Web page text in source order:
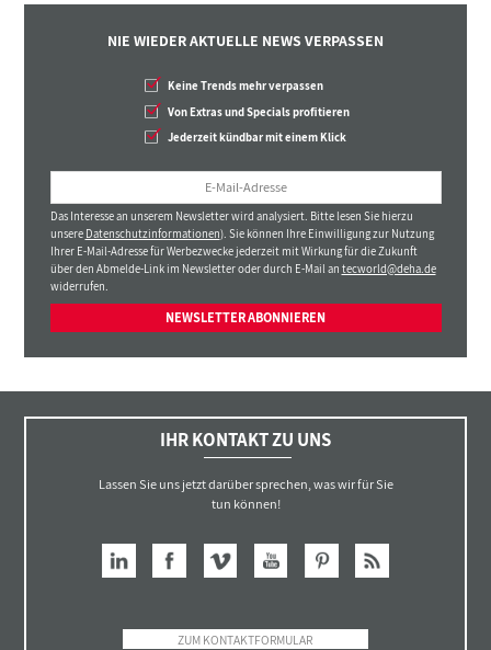
NIE WIEDER AKTUELLE NEWS VERPASSEN
Keine Trends mehr verpassen
Von Extras und Specials profitieren
Jederzeit kündbar mit einem Klick
Das Interesse an unserem Newsletter wird analysiert. Bitte lesen Sie hierzu
unsere Datenschutzinformationen). Sie können Ihre Einwilligung zur Nutzung
Ihrer E-Mail-Adresse für Werbezwecke jederzeit mit Wirkung für die Zukunft
über den Abmelde-Link im Newsletter oder durch E-Mail an tecworld@deha.de
widerrufen.
NEWSLETTER ABONNIEREN
IHR KONTAKT ZU UNS
Lassen Sie uns jetzt darüber sprechen, was wir für Sie
tun können!
ZUM KONTAKTFORMULAR